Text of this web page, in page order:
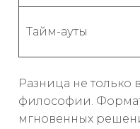
Тайм-ауты
Разница не только
философии. Формат
мгновенных